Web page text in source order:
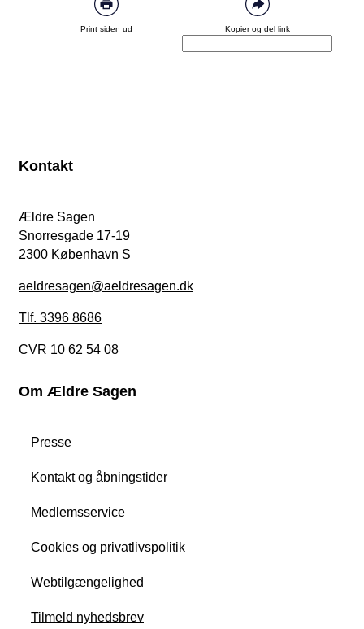
Print siden ud Kopier og del link
Kontakt
Ældre Sagen
Snorresgade 17-19
2300 København S
aeldresagen@aeldresagen.dk
Tlf. 3396 8686
CVR 10 62 54 08
Om Ældre Sagen
Presse
Kontakt og åbningstider
Medlemsservice
Cookies og privatlivspolitik
Webtilgængelighed
Tilmeld nyhedsbrev